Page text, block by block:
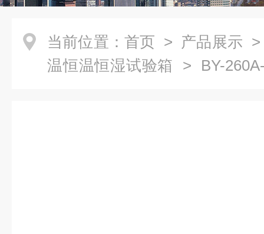
当前位置： 首页 > 产品展示
温恒温恒湿试验箱 > BY-